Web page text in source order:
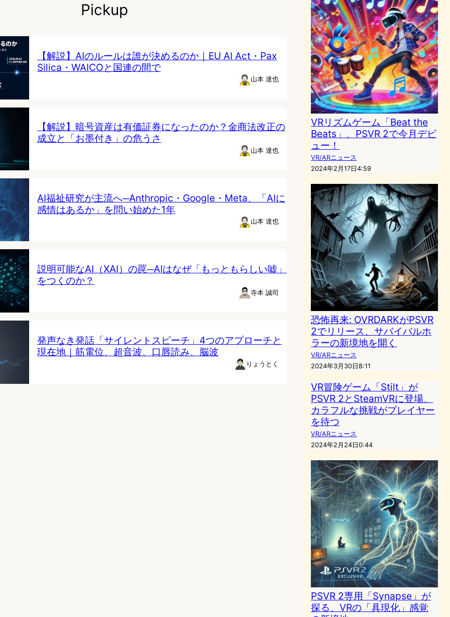
Pickup
【解説】AIのルールは誰が決めるのか｜EU AI Act・Pax
Silica・WAICOと国連の間で
山本 達也
【解説】暗号資産は有価証券になったのか？金商法改正の
成立と「お墨付き」の危うさ
山本 達也
AI福祉研究が主流へ─Anthropic・Google・Meta、「AIに
感情はあるか」を問い始めた1年
山本 達也
説明可能なAI（XAI）の罠─AIはなぜ「もっともらしい嘘」
をつくのか？
寺本 誠司
発声なき発話「サイレントスピーチ」4つのアプローチと
現在地｜筋電位、超音波、口唇読み、脳波
りょうとく
VRリズムゲーム「Beat the
Beats」、PSVR 2で今月デビ
ュー！
VR/ARニュース
2024年2月17日4:59
恐怖再来: OVRDARKがPSVR
2でリリース、サバイバルホ
ラーの新境地を開く
VR/ARニュース
2024年3月30日8:11
VR冒険ゲーム「Stilt」が
PSVR 2とSteamVRに登場、
カラフルな挑戦がプレイヤー
を待つ
VR/ARニュース
2024年2月24日0:44
PSVR 2専用「Synapse」が
探る、VRの「具現化」感覚